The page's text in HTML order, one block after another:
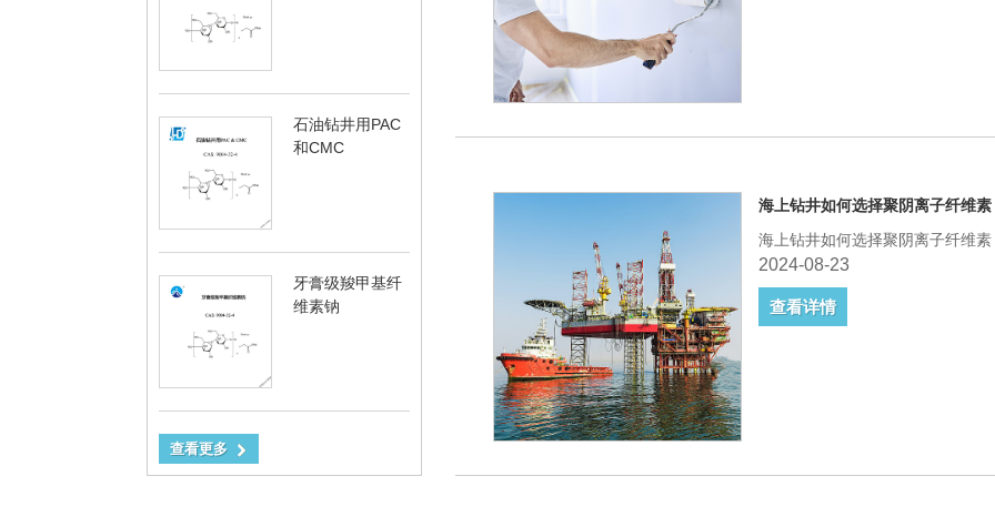
石油钻井用PAC
和CMC
牙膏级羧甲基纤
维素钠
查看更多
海上钻井如何选择聚阴离子纤维素
海上钻井如何选择聚阴离子纤维素
2024-08-23
查看详情